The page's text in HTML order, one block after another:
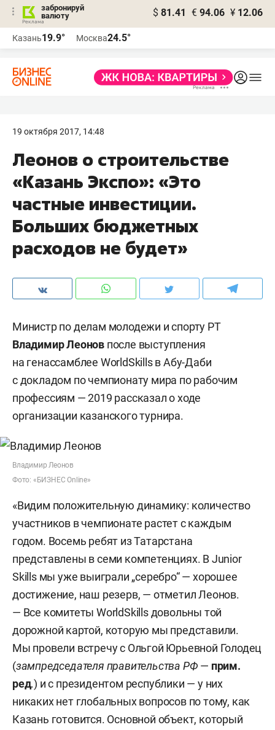
забронируй
валюту
$ 81.41 € 94.06 ¥ 12.06
Казань19.9° Москва24.5°
19 октября 2017, 14:48
Леонов о строительстве
«Казань Экспо»: «Это
частные инвестиции.
Больших бюджетных
расходов не будет»
Министр по делам молодежи и спорту РТ
Владимир Леонов после выступления
на генассамблее WorldSkills в Абу-Даби
с докладом по чемпионату мира по рабочим
профессиям — 2019 рассказал о ходе
организации казанского турнира.
Владимир Леонов
Фото: «БИЗНЕС Online»
«Видим положительную динамику: количество
участников в чемпионате растет с каждым
годом. Восемь ребят из Татарстана
представлены в семи компетенциях. В Junior
Skills мы уже выиграли „серебро“ — хорошее
достижение, наш резерв, — отметил Леонов.
— Все комитеты WorldSkills довольны той
дорожной картой, которую мы представили.
Мы провели встречу с Ольгой Юрьевной Голодец
(зампредседателя правительства РФ — прим.
ред.) и с президентом республики — у них
никаких нет глобальных вопросов по тому, как
Казань готовится. Основной объект, который